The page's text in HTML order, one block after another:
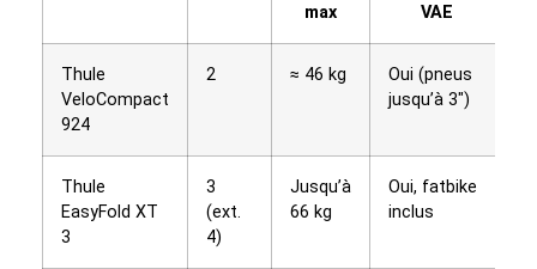
max
VAE
Thule
VeloCompact
924
2 ≈ 46 kg
Oui (pneus
jusqu’à 3″)
Thule
EasyFold XT
3
3
(ext.
4)
Jusqu’à
66 kg
Oui, fatbike
inclus